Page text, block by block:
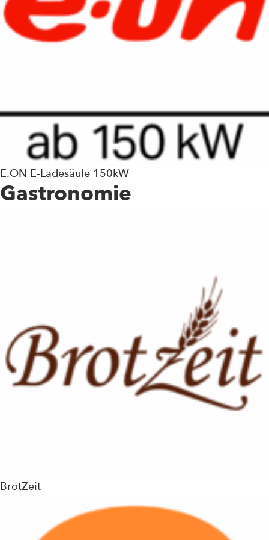
E.ON E-Ladesäule 150kW
Gastronomie
BrotZeit